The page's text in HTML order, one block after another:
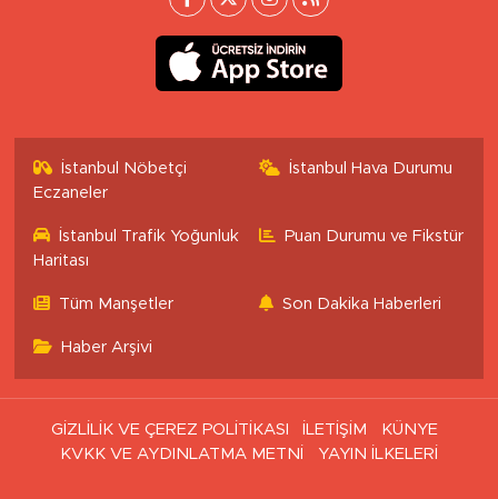
İstanbul Nöbetçi
Eczaneler
İstanbul Hava Durumu
İstanbul Trafik Yoğunluk
Haritası
Puan Durumu ve Fikstür
Tüm Manşetler Son Dakika Haberleri
Haber Arşivi
GİZLİLİK VE ÇEREZ POLİTİKASI İLETİŞİM
KÜNYE
KVKK VE AYDINLATMA METNİ
YAYIN İLKELERİ